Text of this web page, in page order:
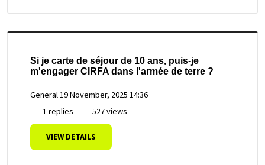
Si je carte de séjour de 10 ans, puis-je
m'engager CIRFA dans l'armée de terre ?
General19 November, 2025 14:36
1 replies
527 views
VIEW DETAILS